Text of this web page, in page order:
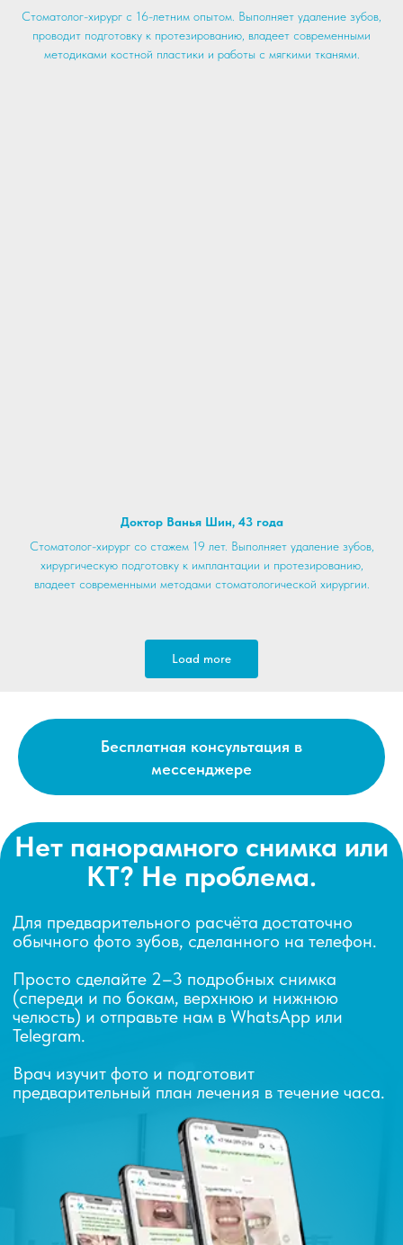
Стоматолог-хирург с 16-летним опытом. Выполняет удаление зубов,
проводит подготовку к протезированию, владеет современными
методиками костной пластики и работы с мягкими тканями.
Доктор Ванья Шин, 43 года
Стоматолог-хирург со стажем 19 лет. Выполняет удаление зубов,
хирургическую подготовку к имплантации и протезированию,
владеет современными методами стоматологической хирургии.
Load more
Бесплатная консультация в
мессенджере